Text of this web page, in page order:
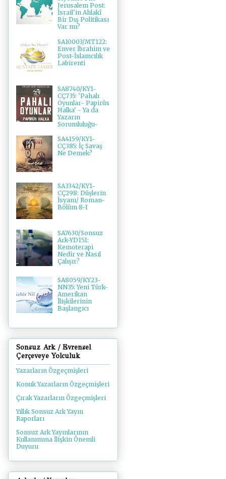
Jerusalem Post:
İsrail'in Ahlakî
Bir Dış Politikası
Var mı?
SA10003/MT122:
Enver İbrahim ve
Post-İslamcılık
Labirenti
SA8740/KY1-
CÇ735: 'Pahalı
Oyunlar- Papirüs
Halka' - Ya da
Yazarın
Sorumluluğu-
SA4159/KY1-
CÇ385: İç Savaş
Ne Demek?
SA3342/KY1-
CÇ298: Düşlerin
İsyanı/ Roman-
Bölüm 8-I
SA7630/Sonsuz
Ark-YD151:
Kemoterapi
Nedir ve Nasıl
Çalışır?
SA8059/KY23-
NN35: Yeni Türk-
Amerikan
İlişkilerinin
Başlangıcı
Sonsuz Ark / Evrensel
Çerçeveye Yolculuk
Yazarların Özgeçmişleri
Konuk Yazarların Özgeçmişleri
Çırak Yazarların Özgeçmişleri
Yıllık Sonsuz Ark Yayın
Raporları
Sonsuz Ark Yayınlarının
Kullanımına İlişkin Önemli
Duyuru